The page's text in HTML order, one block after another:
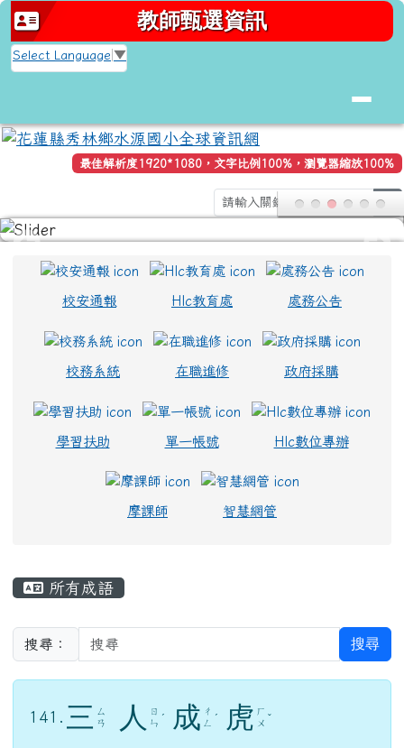
跳至主內容區
花蓮縣秀林鄉水源國小全球資訊網
教師甄選資訊
Select Language ▼
最佳解析度1920*1080，文字比例100%，瀏覽器縮放100%
上中區域內容
校安通報 Hlc教育處 處務公告
校務系統 在職進修 政府採購
學習扶助 單一帳號 Hlc數位專辦
摩課師 智慧網管
所有成語
搜尋： 搜尋
141. 三 ㄙ
ㄢ
人
ㄖ
ㄣ ˊ 成 ㄔ
ㄥ
ˊ 虎 ㄏ
ㄨ ˇ